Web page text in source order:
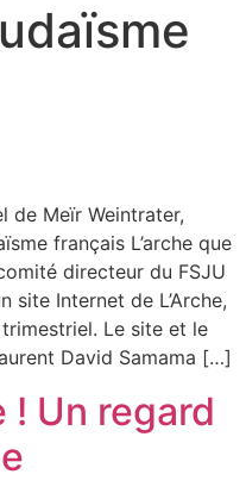
de Meïr Weintrater,
français L’arche que
directeur du FSJU
site Internet de L’Arche,
Le site et le
David Samama […]
! Un regard